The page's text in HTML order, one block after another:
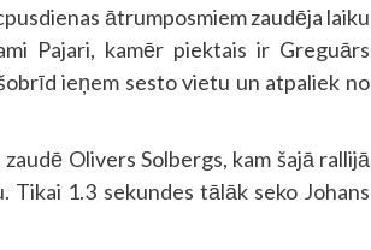
ātrumposmiem zaudēja laiku
Pajari, kamēr piektais ir Greguārs
ieņem sesto vietu un atpaliek no
Olivers Solbergs, kam šajā rallijā
1.3 sekundes tālāk seko Johans